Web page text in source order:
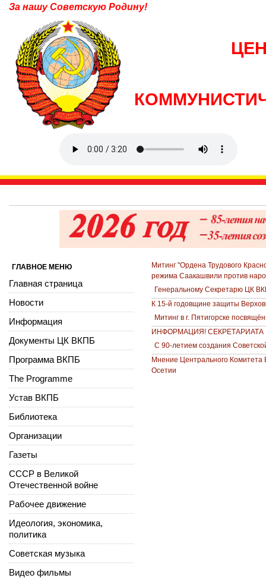
За нашу Советскую Родину!
Митинг "Ордена Трудового
режима Саакашвили против
Генеральному Секретарю ЦК
К 15-й годовщине защиты
Митинг в г. Пятигорске
ИНФОРМАЦИЯ! СЕКРЕТАРИАТА
С 90-летием создания
Мнение Центрального
Осетии
ГЛАВНОЕ МЕНЮ
Главная страница
Новости
Информация
Документы ЦК ВКПБ
Программа ВКПБ
The Programme
Устав ВКПБ
Библиотека
Организации
Газеты
СССР в Великой
Отечественной войне
Рабочее движение
Идеология, экономика,
политика
Советская музыка
Видео фильмы